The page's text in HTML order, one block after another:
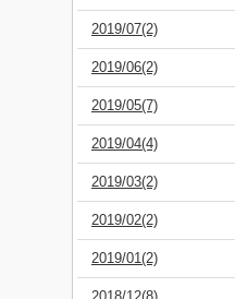
2019/07(2)
2019/06(2)
2019/05(7)
2019/04(4)
2019/03(2)
2019/02(2)
2019/01(2)